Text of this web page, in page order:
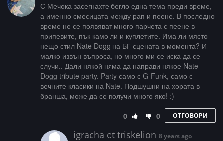
С Мечока засегнахте бегло една тема преди време,
а именно смесицата между рап и пеене. В последно
време не се появяват много парчета с пеене в
припевите, пък камо ли и куплетите. Има ли място
нещо стил Nate Dogg на БГ сцената в момента? И
малко извън въпроса, но много ми се иска да се
случи.. Дали някой няма да направи някое Nate
Dogg tribute party. Party само с G-Funk, само с
вечните класики на Nate. Подшушни на хората в
бранша, може да се получи много яко! :)
0 0 ОТГОВОРИ
igracha ot triskelion 8 years ago